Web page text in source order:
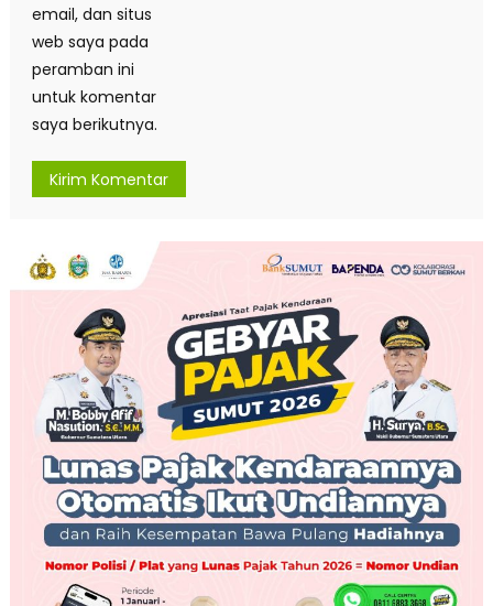
email, dan situs
web saya pada
peramban ini
untuk komentar
saya berikutnya.